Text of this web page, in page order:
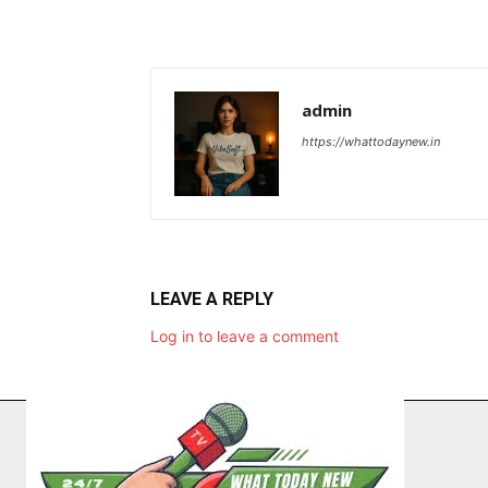
admin
https://whattodaynew.in
LEAVE A REPLY
Log in to leave a comment